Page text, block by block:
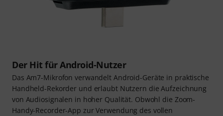
Der Hit für Android-Nutzer
Das Am7-Mikrofon verwandelt Android-Geräte in praktische
Handheld-Rekorder und erlaubt Nutzern die Aufzeichnung
von Audiosignalen in hoher Qualität. Obwohl die Zoom-
Handy-Recorder-App zur Verwendung des vollen